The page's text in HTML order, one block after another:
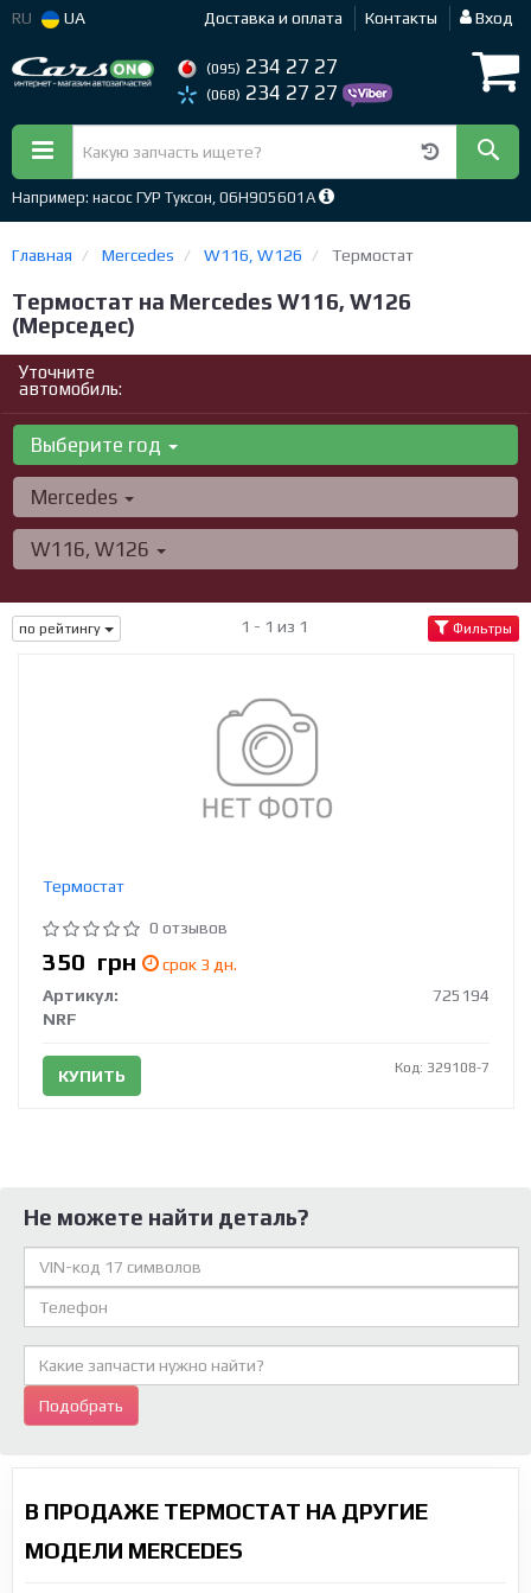
RU UA Доставка и оплата Контакты Вход
(095) 234 27 27
(068) 234 27 27
Например: насос ГУР Туксон, 06H905601A
Главная Mercedes W116, W126 Термостат
Термостат на Mercedes W116, W126
(Мерседес)
Уточните
автомобиль:
Выберите год
Mercedes
W116, W126
по рейтингу 1 - 1 из 1 Фильтры
Термостат
0 отзывов
350 грн
срок 3 дн.
Артикул:
725194
NRF
КУПИТЬ Код: 329108-7
Не можете найти деталь?
Подобрать
В ПРОДАЖЕ ТЕРМОСТАТ НА ДРУГИЕ
МОДЕЛИ MERCEDES